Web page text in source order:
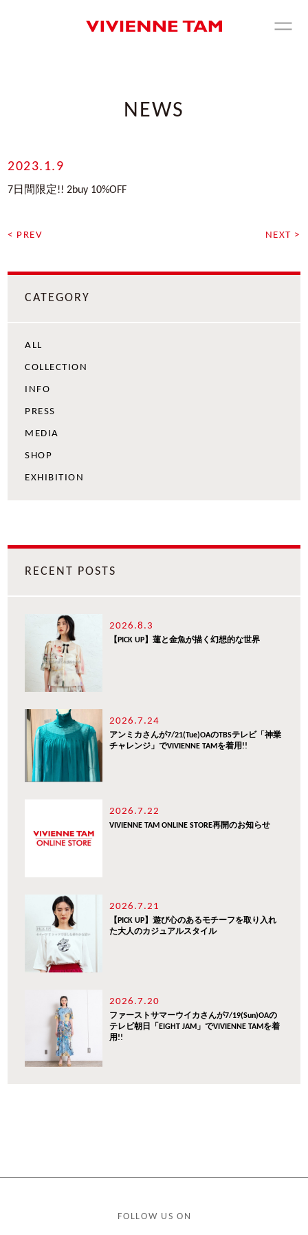
NEWS
2023.1.9
7日間限定!! 2buy 10%OFF
< PREV NEXT >
CATEGORY
ALL
COLLECTION
INFO
PRESS
MEDIA
SHOP
EXHIBITION
RECENT POSTS
2026.8.3
【PICK UP】蓮と金魚が描く幻想的な世界
2026.7.24
アンミカさんが7/21(Tue)OAのTBSテレビ「神業
チャレンジ」でVIVIENNE TAMを着用!!
2026.7.22
VIVIENNE TAM ONLINE STORE再開のお知らせ
2026.7.21
【PICK UP】遊び心のあるモチーフを取り入れ
た大人のカジュアルスタイル
2026.7.20
ファーストサマーウイカさんが7/19(Sun)OAの
テレビ朝日「EIGHT JAM」でVIVIENNE TAMを着
用!!
FOLLOW US ON